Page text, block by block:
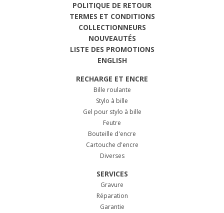
POLITIQUE DE RETOUR
TERMES ET CONDITIONS
COLLECTIONNEURS
NOUVEAUTÉS
LISTE DES PROMOTIONS
ENGLISH
RECHARGE ET ENCRE
Bille roulante
Stylo à bille
Gel pour stylo à bille
Feutre
Bouteille d'encre
Cartouche d'encre
Diverses
SERVICES
Gravure
Réparation
Garantie